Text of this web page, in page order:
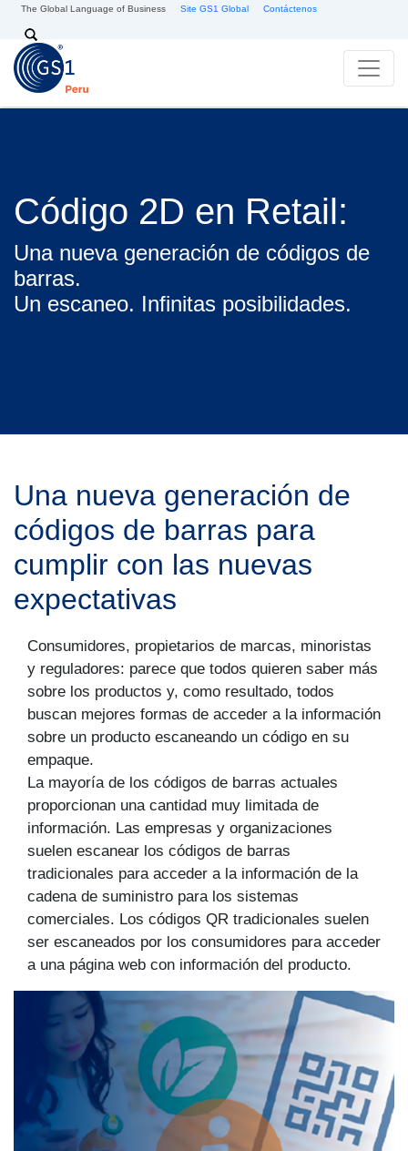
Pasar al contenido principal
The Global Language of Business Site GS1 Global Contáctenos
Search
Código 2D en Retail:
Una nueva generación de códigos de
barras.
Un escaneo. Infinitas posibilidades.
Una nueva generación de
códigos de barras para
cumplir con las nuevas
expectativas
Consumidores, propietarios de marcas, minoristas
y reguladores: parece que todos quieren saber más
sobre los productos y, como resultado, todos
buscan mejores formas de acceder a la información
sobre un producto escaneando un código en su
empaque.
La mayoría de los códigos de barras actuales
proporcionan una cantidad muy limitada de
información. Las empresas y organizaciones
suelen escanear los códigos de barras
tradicionales para acceder a la información de la
cadena de suministro para los sistemas
comerciales. Los códigos QR tradicionales suelen
ser escaneados por los consumidores para acceder
a una página web con información del producto.